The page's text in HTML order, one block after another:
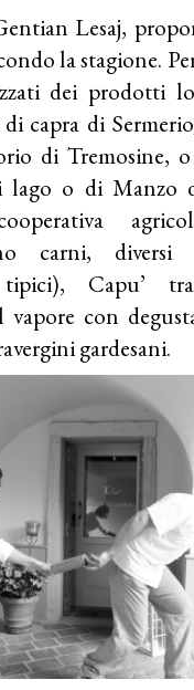
Lesaj,
la stagione.
dei prodotti
capra di
di Tremosine,
lago o di Manzo
carni, diversi
Capu’
vapore con
gardesani.